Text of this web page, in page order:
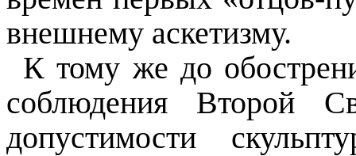
внешнему аскетизму.
К тому же до
соблюдения Второй
допустимости